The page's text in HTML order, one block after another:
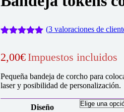
5 en base
valoraciones
de clientes
(3valoraciones de
2,00€ Impuestos incluidos
Pequeña bandeja de corcho para
laser y posibilidad de personalización.
Diseño